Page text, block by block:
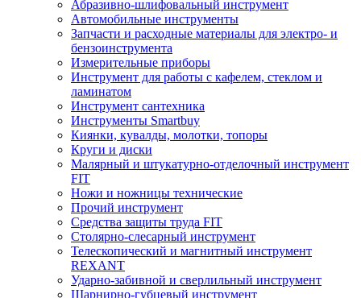
Абразивно-шлифовальный инструмент
Автомобильные инструменты
Запчасти и расходные материалы для электро- и
бензоинструмента
Измерительные приборы
Инструмент для работы с кафелем, стеклом и
ламинатом
Инструмент сантехника
Инструменты Smartbuy
Киянки, кувалды, молотки, топоры
Круги и диски
Малярный и штукатурно-отделочный инструмент
FIT
Ножи и ножницы технические
Прочий инструмент
Средства защиты труда FIT
Столярно-слесарный инструмент
Телескопический и магнитный инструмент
REXANT
Ударно-забивной и сверлильный инструмент
Шарнирно-губцевый инструмент